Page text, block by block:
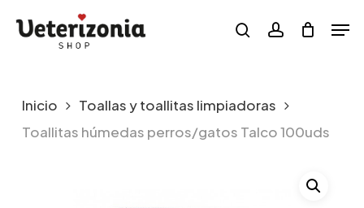
searchaccount
Inicio
Toallas y toallitas limpiadoras
Toallitas húmedas perros/gatos Talco 100uds